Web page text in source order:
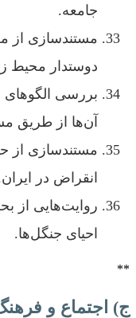
جامعه.
مستندسازی از
دوستدار محیط
بررسی
آن‌ها از طریق
مستندسازی از
انقراض در
روایت‌هایی از
احیای جنگل‌ها.
**
ج) اجتماع و